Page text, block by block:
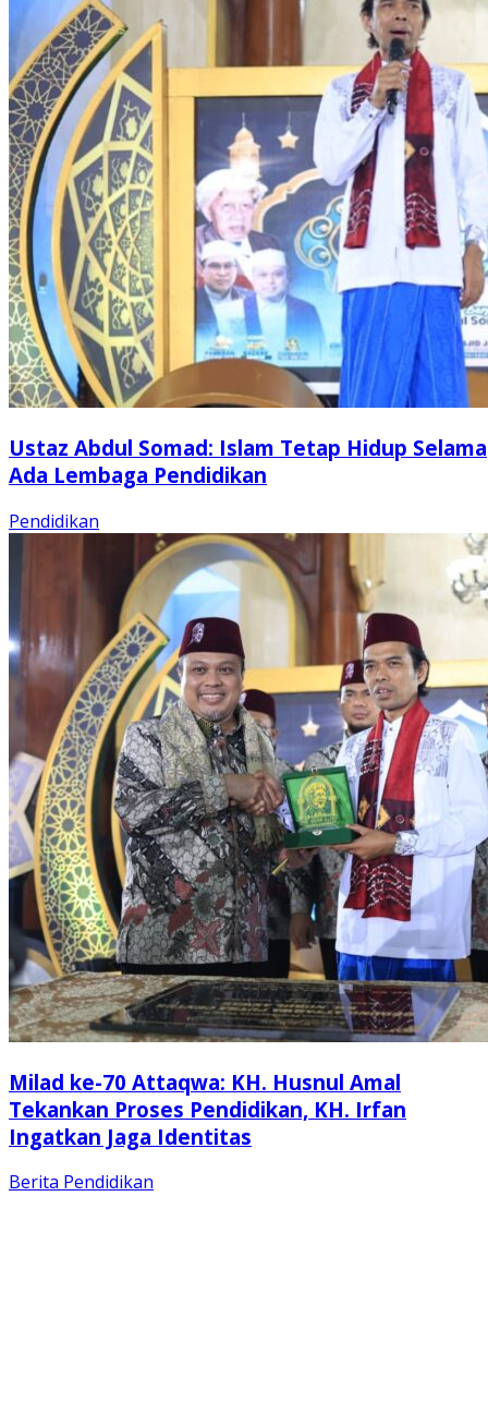
Ustaz Abdul Somad: Islam Tetap Hidup Selama
Ada Lembaga Pendidikan
Pendidikan
Milad ke-70 Attaqwa: KH. Husnul Amal
Tekankan Proses Pendidikan, KH. Irfan
Ingatkan Jaga Identitas
Berita Pendidikan